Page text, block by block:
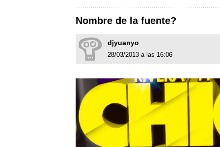
Nombre de la fuente?
djyuanyo
28/03/2013 a las 16:06